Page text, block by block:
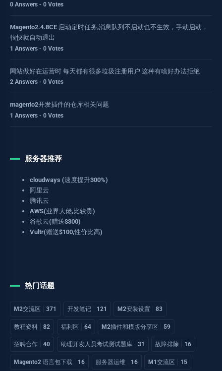
0 Answers - 0 Votes
Magento2.4.8CE 启动定时任务,消息队列不启动也不生效，手动启动，
很快就自动退出
1 Answers - 0 Votes
网站做好在运营时 每天都有很多垃圾注册用户 这种有啥好办法拒绝
2 Answers - 0 Votes
magento2开发插件的仓库相关问题
1 Answers - 0 Votes
服务器推荐
cloudways (速度提升300%)
阿里云
腾讯云
AWS(业界大佬,比较贵)
谷歌云(赠送$300)
Vultr(赠送$100,性价比高)
热门话题
M2交流区 371 开发笔记 121 M2安装设置 83
教程资料 82 福利区 64 M2插件和模版分享区 59
招聘合作 40 助理开发人员考试测试题库 31 故障排除 16
Magento2 语言包下载 16 服务器运维 16 M1交流区 15